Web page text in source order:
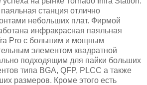
станция отлично
небольших плат. Фирмой
инфракрасная паяльная
Pro с большим и мощным
элементом квадратной
подходящим для пайки больших
типа BGA, QFP, PLCC а также
размеров. Кроме этого есть